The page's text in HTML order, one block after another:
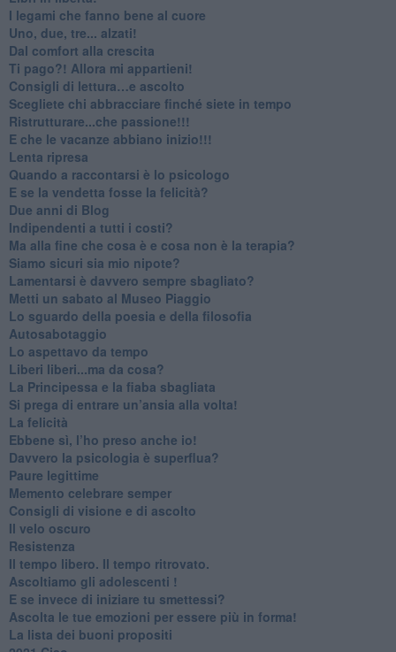
​I legami che fanno bene al cuore
Uno, due, tre... alzati!​
​Dal comfort alla crescita
​Ti pago?! Allora mi appartieni!​
​Consigli di lettura…e ascolto
​Scegliete chi abbracciare finché siete in tempo
​Ristrutturare...che passione!!!
​E che le vacanze abbiano inizio!!!
​Lenta ripresa
​Quando a raccontarsi è lo psicologo
​E se la vendetta fosse la felicità?
​Due anni di Blog
​Indipendenti a tutti i costi?
​Ma alla fine che cosa è e cosa non è la terapia?
​Siamo sicuri sia mio nipote?
​Lamentarsi è davvero sempre sbagliato?
​Metti un sabato al Museo Piaggio
​Lo sguardo della poesia e della filosofia
Autosabotaggio
​Lo aspettavo da tempo
​Liberi liberi...ma da cosa?
​La Principessa e la fiaba sbagliata
Si prega di entrare un’ansia alla volta!
​La felicità
​Ebbene sì, l’ho preso anche io!
​Davvero la psicologia è superflua?
Paure legittime
​Memento celebrare semper
​Consigli di visione e di ascolto
​Il velo oscuro
Resistenza
​Il tempo libero. Il tempo ritrovato.
Ascoltiamo gli adolescenti !
​E se invece di iniziare tu smettessi?
​Ascolta le tue emozioni per essere più in forma!
​La lista dei buoni propositi